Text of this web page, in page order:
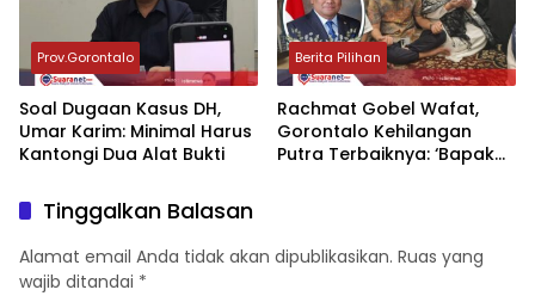
Prov.Gorontalo
‎Soal Dugaan Kasus DH,
Umar Karim: Minimal Harus
Kantongi Dua Alat Bukti
Berita Pilihan
‎Rachmat Gobel Wafat,
Gorontalo Kehilangan
Putra Terbaiknya: ‘Bapak
Tinggalkan Balasan
Alamat email Anda tidak akan dipublikasikan. Ruas yang
wajib ditandai *